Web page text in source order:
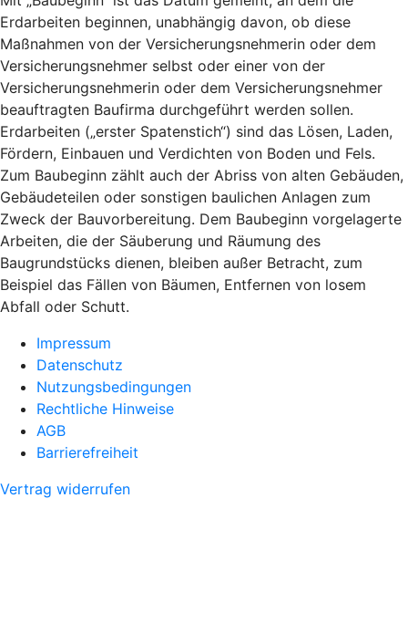
Erdarbeiten beginnen, unabhängig davon, ob diese
Maßnahmen von der Versicherungsnehmerin oder dem
Versicherungsnehmer selbst oder einer von der
Versicherungsnehmerin oder dem Versicherungsnehmer
beauftragten Baufirma durchgeführt werden sollen.
Erdarbeiten („erster Spatenstich“) sind das Lösen, Laden,
Fördern, Einbauen und Verdichten von Boden und Fels.
Zum Baubeginn zählt auch der Abriss von alten Gebäuden,
Gebäudeteilen oder sonstigen baulichen Anlagen zum
Zweck der Bauvorbereitung. Dem Baubeginn vorgelagerte
Arbeiten, die der Säuberung und Räumung des
Baugrundstücks dienen, bleiben außer Betracht, zum
Beispiel das Fällen von Bäumen, Entfernen von losem
Abfall oder Schutt.
Impressum
Datenschutz
Nutzungsbedingungen
Rechtliche Hinweise
AGB
Barrierefreiheit
Vertrag widerrufen